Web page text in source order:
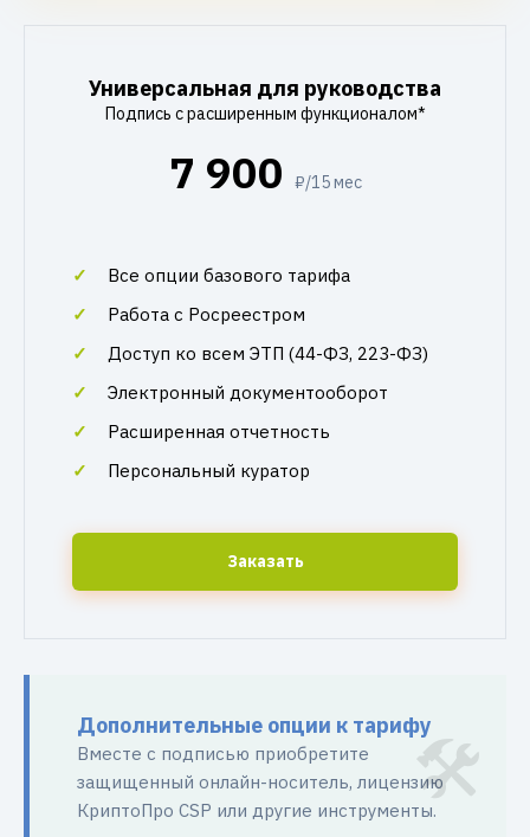
Универсальная для руководства
Подпись с расширенным функционалом*
7 900 ₽/15 мес
Все опции базового тарифа
Работа с Росреестром
Доступ ко всем ЭТП (44-ФЗ, 223-ФЗ)
Электронный документооборот
Расширенная отчетность
Персональный куратор
Заказать
Дополнительные опции к тарифу
Вместе с подписью приобретите
защищенный онлайн-носитель, лицензию
КриптоПро CSP или другие инструменты.